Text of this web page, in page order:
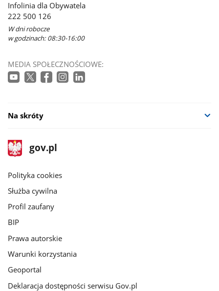
Infolinia dla Obywatela
222 500 126
W dni robocze
w godzinach: 08:30-16:00
MEDIA SPOŁECZNOŚCIOWE:
Na skróty
stopka
gov.pl
Strona
gov.pl
gov.pl
Polityka cookies
Służba cywilna
Profil zaufany
BIP
Prawa autorskie
Warunki korzystania
Geoportal
Deklaracja dostępności serwisu Gov.pl